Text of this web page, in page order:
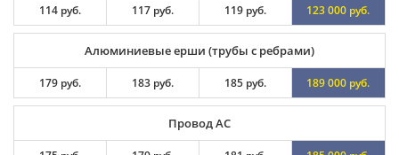
114 руб. 117 руб. 119 руб. 123 000 руб.
Алюминиевые ерши (трубы с ребрами)
179 руб. 183 руб. 185 руб. 189 000 руб.
Провод АС